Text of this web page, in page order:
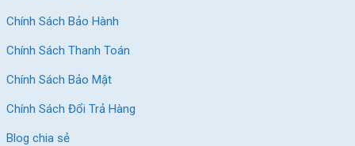
Chính Sách Bảo Hành
Chính Sách Thanh Toán
Chính Sách Bảo Mật
Chính Sách Đổi Trả Hàng
Blog chia sẻ